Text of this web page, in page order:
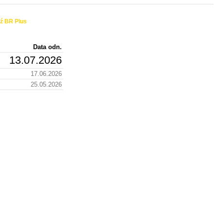
BR Plus
Data odn.
13.07.2026
17.06.2026
25.05.2026